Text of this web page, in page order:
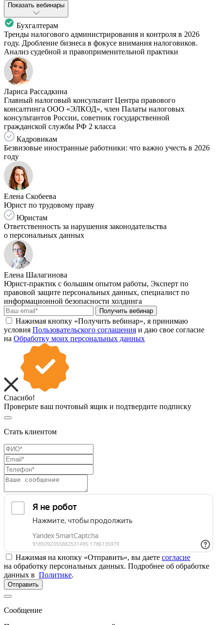
Показать вебинары
Бухгалтерам
Тренды налогового администрирования и контроля в 2026
году. Дробление бизнеса в фокусе внимания налоговиков.
Анализ судебной и правоприменительной практики
Лариса Рассадкина
Главный налоговый консультант Центра правового
консалтинга ООО «ЭЛКОД», член Палаты налоговых
консультантов России, советник государственной
гражданской службы РФ 2 класса
Кадровикам
Безвизовые иностранные работники: что важно учесть в 2026
году
Елена Скобеева
Юрист по трудовому праву
Юристам
Ответственность за нарушения законодательства
о персональных данных
Елена Шалагинова
Юрист-практик с большим опытом работы, Эксперт по
правовой защите персональных данных, специалист по
информационной безопасности холдинга
Получить вебинар
Нажимая кнопку «Получить вебинар», я принимаю
условия Пользовательского соглашения и даю свое согласие
на Обработку моих персональных данных
Спасибо!
Проверьте ваш почтовый ящик и подтвердите подписку
Стать клиентом
Нажимая на кнопку «Отправить», вы даете согласие
на обработку персональных данных. Подробнее об обработке
данных в Политике.
Отправить
Сообщение